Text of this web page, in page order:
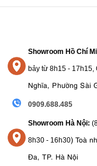
Showroom Hồ Chí
bảy từ 8h15 - 17h15,
Nghĩa, Phường Sài
0909.688.485
Showroom Hà Nội:
8h30 - 16h30) Toà
Đa, TP. Hà Nội